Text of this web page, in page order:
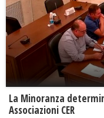
La Minoranza
Associazioni CER